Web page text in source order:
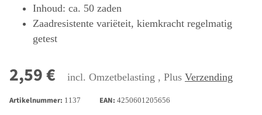
Inhoud: ca. 50 zaden
Zaadresistente variëteit, kiemkracht regelmatig
getest
2,59 € incl. Omzetbelasting , Plus Verzending
Artikelnummer: 1137 EAN: 4250601205656